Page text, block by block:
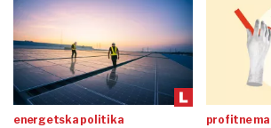
energetska politika profitne